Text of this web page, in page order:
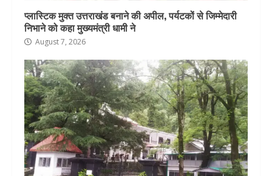
प्लास्टिक मुक्त उत्तराखंड बनाने की अपील, पर्यटकों से जिम्मेदारी
निभाने को कहा मुख्यमंत्री धामी ने
August 7, 2026